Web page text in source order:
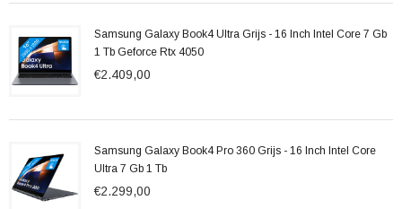
Samsung Galaxy Book4 Ultra Grijs - 16 Inch Intel Core 7 Gb
1 Tb Geforce Rtx 4050
€2.409,00
Samsung Galaxy Book4 Pro 360 Grijs - 16 Inch Intel Core
Ultra 7 Gb 1 Tb
€2.299,00